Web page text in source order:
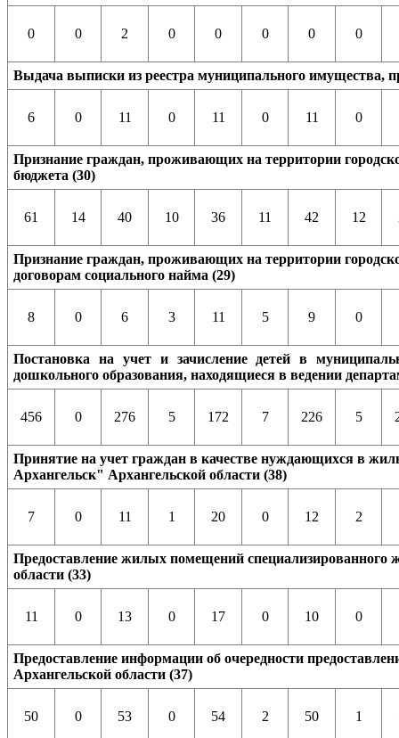
0 0 2 0 0 0 0 0
Выдача выписки из реестра муниципального имущества,
6 0 11 0 11 0 11 0
Признание граждан, проживающих на территории
бюджета (30)
61 14 40 10 36 11 42 12
Признание граждан, проживающих на территории
договорам социального найма (29)
8 0 6 3 11 5 9 0
Постановка на учет и зачисление детей в
дошкольного образования, находящиеся в ведении
456 0 276 5 172 7 226 5
Принятие на учет граждан в качестве нуждающихся в
Архангельск" Архангельской области (38)
7 0 11 1 20 0 12 2
Предоставление жилых помещений специализированного
области (33)
11 0 13 0 17 0 10 0
Предоставление информации об очередности
Архангельской области (37)
50 0 53 0 54 2 50 1